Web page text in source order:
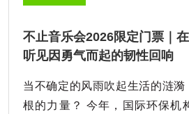
不止音乐会2026限定门票｜
听见因勇气而起的韧性回响
当不确定的风雨吹起生活的涟
根的力量？ 今年，国际环保机